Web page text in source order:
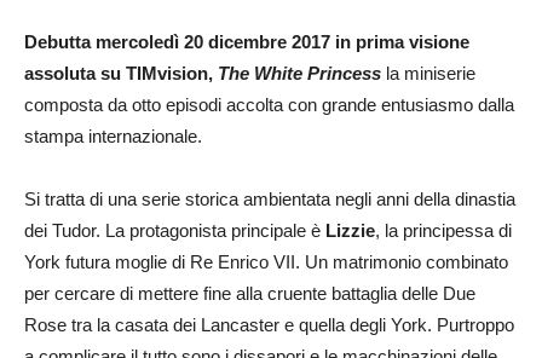
Debutta mercoledì 20 dicembre 2017 in prima visione
assoluta su TIMvision, The White Princess la miniserie
composta da otto episodi accolta con grande entusiasmo dalla
stampa internazionale.
Si tratta di una serie storica ambientata negli anni della dinastia
dei Tudor. La protagonista principale è Lizzie, la principessa di
York futura moglie di Re Enrico VII. Un matrimonio combinato
per cercare di mettere fine alla cruente battaglia delle Due
Rose tra la casata dei Lancaster e quella degli York. Purtroppo